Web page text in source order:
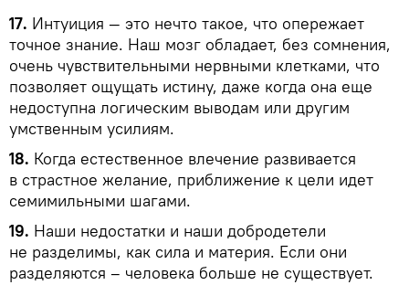
17. Интуиция — это нечто такое, что опережает
точное знание. Наш мозг обладает, без сомнения,
очень чувствительными нервными клетками, что
позволяет ощущать истину, даже когда она еще
недоступна логическим выводам или другим
умственным усилиям.
18. Когда естественное влечение развивается
в страстное желание, приближение к цели идет
семимильными шагами.
19. Наши недостатки и наши добродетели
не разделимы, как сила и материя. Если они
разделяются – человека больше не существует.